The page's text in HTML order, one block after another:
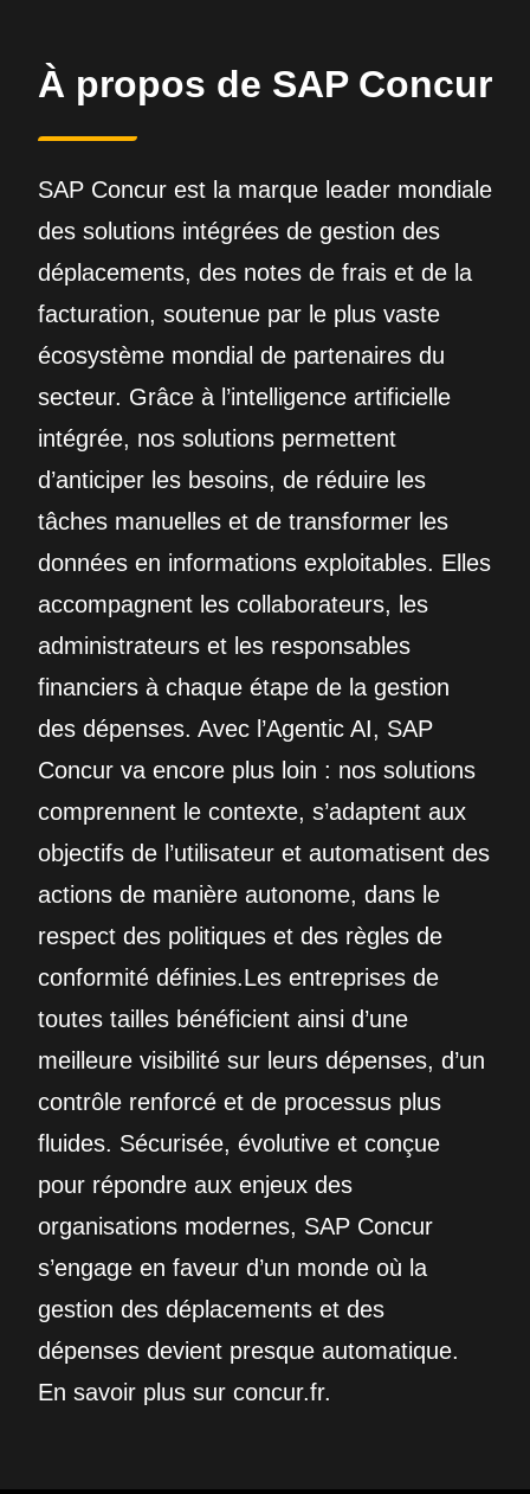
À propos de SAP Concur
SAP Concur est la marque leader mondiale
des solutions intégrées de gestion des
déplacements, des notes de frais et de la
facturation, soutenue par le plus vaste
écosystème mondial de partenaires du
secteur. Grâce à l’intelligence artificielle
intégrée, nos solutions permettent
d’anticiper les besoins, de réduire les
tâches manuelles et de transformer les
données en informations exploitables. Elles
accompagnent les collaborateurs, les
administrateurs et les responsables
financiers à chaque étape de la gestion
des dépenses. Avec l’Agentic AI, SAP
Concur va encore plus loin : nos solutions
comprennent le contexte, s’adaptent aux
objectifs de l’utilisateur et automatisent des
actions de manière autonome, dans le
respect des politiques et des règles de
conformité définies.Les entreprises de
toutes tailles bénéficient ainsi d’une
meilleure visibilité sur leurs dépenses, d’un
contrôle renforcé et de processus plus
fluides. Sécurisée, évolutive et conçue
pour répondre aux enjeux des
organisations modernes, SAP Concur
s’engage en faveur d’un monde où la
gestion des déplacements et des
dépenses devient presque automatique.
En savoir plus sur concur.fr.